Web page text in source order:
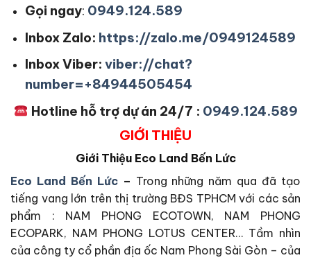
Gọi ngay: 0949.124.589
Inbox Zalo: https://zalo.me/0949124589
Inbox Viber: viber://chat?
number=+84944505454
Hotline hỗ trợ dự án 24/7 : 0949.124.589
GIỚI THIỆU
Giới Thiệu Eco Land Bến Lức
Eco Land Bến Lức– Trong những năm qua đã tạo
tiếng vang lớn trên thị trường BĐS TPHCM với các sản
phẩm : NAM PHONG ECOTOWN, NAM PHONG
ECOPARK, NAM PHONG LOTUS CENTER… Tầm nhìn
của công ty cổ phần địa ốc Nam Phong Sài Gòn – của